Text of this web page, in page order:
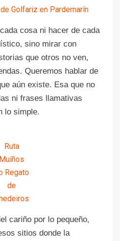
Golfariz en Pardemarín
cosa ni hacer de cada
sino mirar con
que otros no ven,
Queremos hablar de
aún existe. Esa que no
ni frases llamativas
lo simple.
Ruta
Muíños
Regato
de
cariño por lo pequeño,
sitios donde la